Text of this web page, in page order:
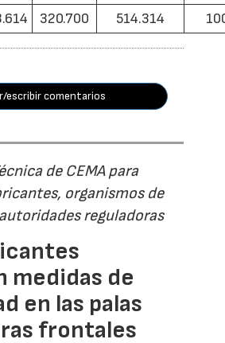
320.700 514.314
escribir comentarios
de CEMA para
organismos de
reguladoras
medidas de
en las palas
frontales